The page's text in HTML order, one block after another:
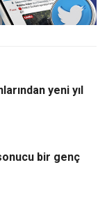
yeni yıl
bir genç